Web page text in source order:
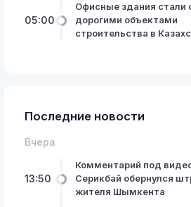
05:00
Офисные здания
дорогими объектами
строительства в
Последние новости
Вчера
13:50
Комментарий под
Серикбай обернулся
жителя Шымкента